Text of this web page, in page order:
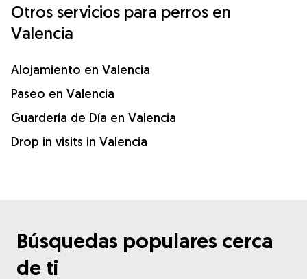
Otros servicios para perros en
Valencia
Alojamiento en Valencia
Paseo en Valencia
Guardería de Día en Valencia
Drop in visits in Valencia
Búsquedas populares cerca
de ti